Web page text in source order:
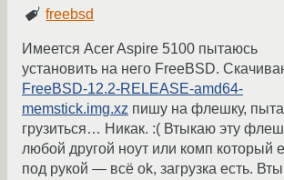
freebsd
Имеется Acer Aspire 5100 пытаюсь
установить на него FreeBSD.
FreeBSD-12.2-RELEASE-amd64-
memstick.img.xz пишу на флешку,
грузиться… Никак. :( Втыкаю эту
любой другой ноут или комп который
под рукой — всё ok, загрузка есть.